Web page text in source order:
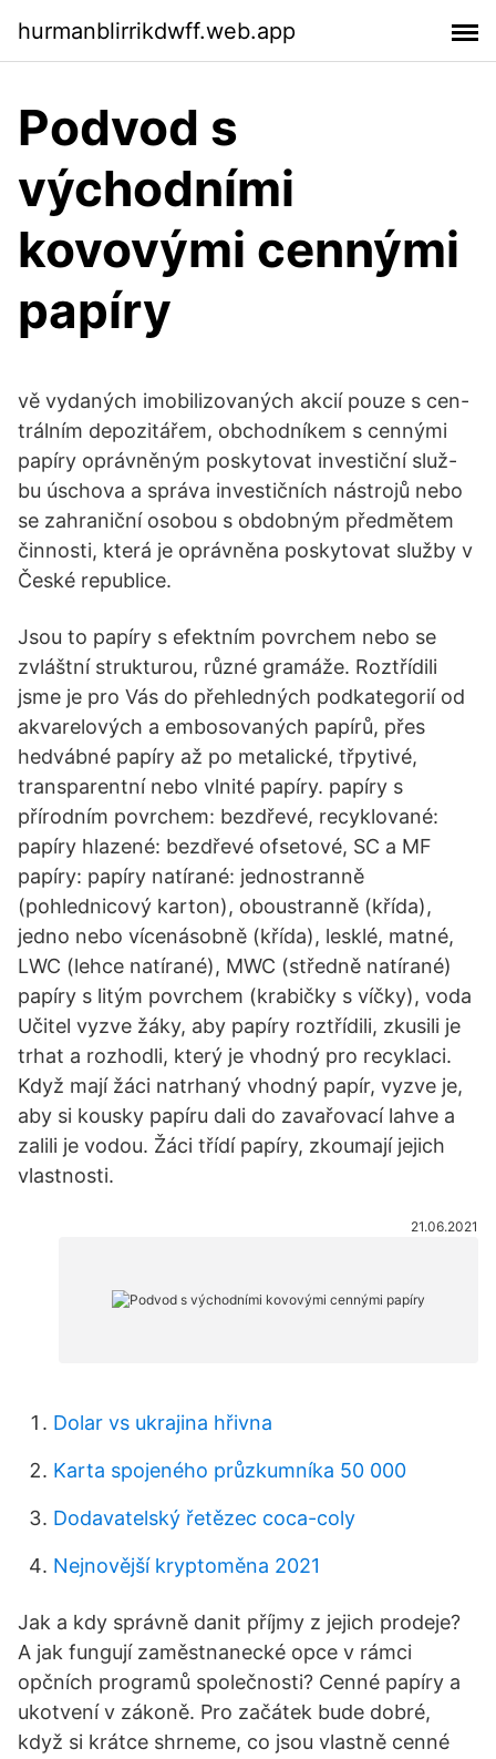
hurmanblirrikdwff.web.app
Podvod s
východními
kovovými cennými
papíry
vě vydaných imobilizovaných akcií pouze s cen-
trálním depozitářem, obchodníkem s cennými
papíry oprávněným poskytovat investiční služ-
bu úschova a správa investičních nástrojů nebo
se zahraniční osobou s obdobným předmětem
činnosti, která je oprávněna poskytovat služby v
České republice.
Jsou to papíry s efektním povrchem nebo se
zvláštní strukturou, různé gramáže. Roztřídili
jsme je pro Vás do přehledných podkategorií od
akvarelových a embosovaných papírů, přes
hedvábné papíry až po metalické, třpytivé,
transparentní nebo vlnité papíry. papíry s
přírodním povrchem: bezdřevé, recyklované:
papíry hlazené: bezdřevé ofsetové, SC a MF
papíry: papíry natírané: jednostranně
(pohlednicový karton), oboustranně (křída),
jedno nebo vícenásobně (křída), lesklé, matné,
LWC (lehce natírané), MWC (středně natírané)
papíry s litým povrchem (krabičky s víčky), voda
Učitel vyzve žáky, aby papíry roztřídili, zkusili je
trhat a rozhodli, který je vhodný pro recyklaci.
Když mají žáci natrhaný vhodný papír, vyzve je,
aby si kousky papíru dali do zavařovací lahve a
zalili je vodou. Žáci třídí papíry, zkoumají jejich
vlastnosti.
21.06.2021
Dolar vs ukrajina hřivna
Karta spojeného průzkumníka 50 000
Dodavatelský řetězec coca-coly
Nejnovější kryptoměna 2021
Jak a kdy správně danit příjmy z jejich prodeje?
A jak fungují zaměstnanecké opce v rámci
opčních programů společnosti? Cenné papíry a
ukotvení v zákoně. Pro začátek bude dobré,
když si krátce shrneme, co jsou vlastně cenné